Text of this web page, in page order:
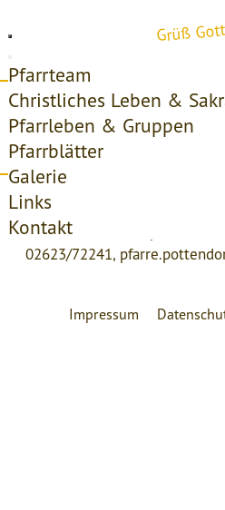
Pfarrteam
Christliches Leben &
Pfarrleben & Gruppen
Pfarrblätter
Galerie
Links
Kontakt
Grüß
Startseite
Access forbidden!
Pfarre
Kirchenplatz 4,
02623/72241,
Impressum